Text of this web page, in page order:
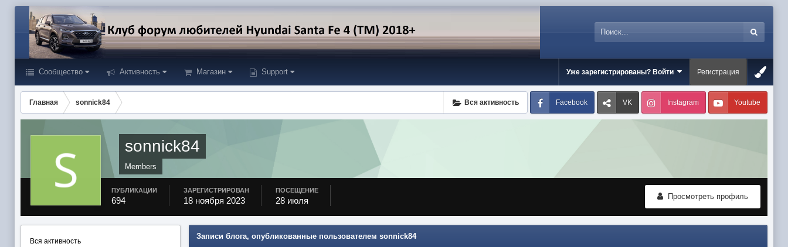
Сообщество Активность Магазин Support Уже зарегистрированы? Войти Регистрация
Вся активность
Главная sonnick84 Facebook VK Instagram Youtube
sonnick84
Members
Просмотреть профиль
ПУБЛИКАЦИИ
694
ЗАРЕГИСТРИРОВАН
18 ноября 2023
ПОСЕЩЕНИЕ
28 июля
Вся активность
Записи блога, опубликованные пользователем sonnick84